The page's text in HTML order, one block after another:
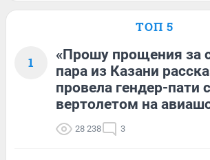
ТОП 5
1
«Прошу прощения за
пара из Казани
провела гендер-пати с
вертолетом на
28 238 3